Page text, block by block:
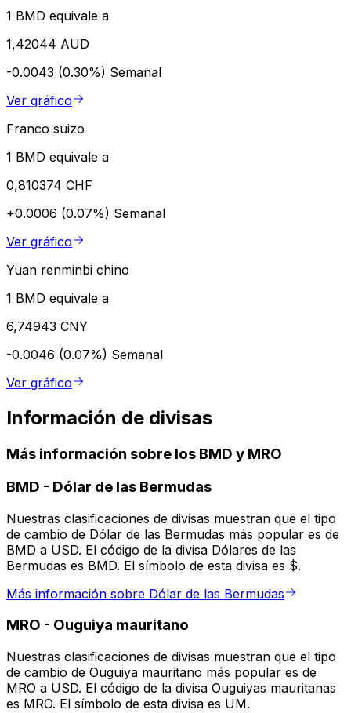
1 BMD equivale a
1,42044 AUD
-0.0043 (0.30%) Semanal
Ver gráfico
Franco suizo
1 BMD equivale a
0,810374 CHF
+0.0006 (0.07%) Semanal
Ver gráfico
Yuan renminbi chino
1 BMD equivale a
6,74943 CNY
-0.0046 (0.07%) Semanal
Ver gráfico
Información de divisas
Más información sobre los BMD y MRO
BMD - Dólar de las Bermudas
Nuestras clasificaciones de divisas muestran que el tipo
de cambio de Dólar de las Bermudas más popular es de
BMD a USD. El código de la divisa Dólares de las
Bermudas es BMD. El símbolo de esta divisa es $.
Más información sobre Dólar de las Bermudas
MRO - Ouguiya mauritano
Nuestras clasificaciones de divisas muestran que el tipo
de cambio de Ouguiya mauritano más popular es de
MRO a USD. El código de la divisa Ouguiyas mauritanas
es MRO. El símbolo de esta divisa es UM.